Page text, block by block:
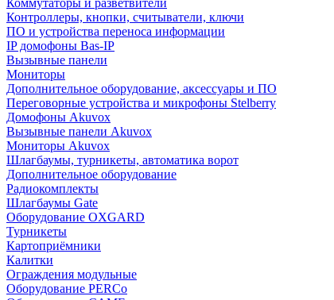
Коммутаторы и разветвители
Контроллеры, кнопки, считыватели, ключи
ПО и устройства переноса информации
IP домофоны Bas-IP
Вызывные панели
Мониторы
Дополнительное оборудование, аксессуары и ПО
Переговорные устройства и микрофоны Stelberry
Домофоны Akuvox
Вызывные панели Akuvox
Мониторы Akuvox
Шлагбаумы, турникеты, автоматика ворот
Дополнительное оборудование
Радиокомплекты
Шлагбаумы Gate
Оборудование OXGARD
Турникеты
Картоприёмники
Калитки
Ограждения модульные
Оборудование PERCo